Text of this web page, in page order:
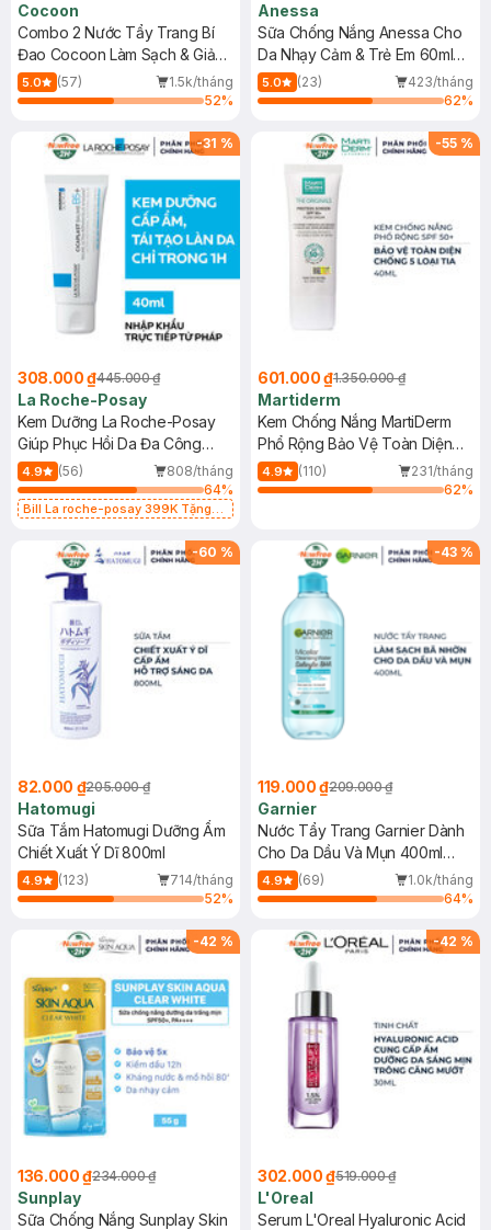
Cocoon
Combo 2 Nước Tẩy Trang Bí
Đao Cocoon Làm Sạch & Giảm
Dầu 500ml
5.0 (57)
1.5k/tháng
52%
Anessa
Sữa Chống Nắng Anessa Cho
Da Nhạy Cảm & Trẻ Em 60ml
(Mới)
5.0 (23)
423/tháng
62%
-31 %
308.000 ₫445.000 ₫
La Roche-Posay
Kem Dưỡng La Roche-Posay
Giúp Phục Hồi Da Đa Công
Dụng 40ml
4.9 (56)
808/tháng
64%
Bill La roche-posay 399K Tặng
(SL có hạn)
-55 %
601.000 ₫1.350.000 ₫
Martiderm
Kem Chống Nắng MartiDerm
Phổ Rộng Bảo Vệ Toàn Diện
40ml
4.9 (110)
231/tháng
62%
-60 %
82.000 ₫205.000 ₫
Hatomugi
Sữa Tắm Hatomugi Dưỡng Ẩm
Chiết Xuất Ý Dĩ 800ml
4.9 (123)
714/tháng
52%
-43 %
119.000 ₫209.000 ₫
Garnier
Nước Tẩy Trang Garnier Dành
Cho Da Dầu Và Mụn 400ml
(Mới)
4.9 (69)
1.0k/tháng
64%
-42 %
136.000 ₫234.000 ₫
Sunplay
Sữa Chống Nắng Sunplay Skin
-42 %
302.000 ₫519.000 ₫
L'Oreal
Serum L'Oreal Hyaluronic Acid